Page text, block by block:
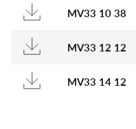
MV33 10 38
MV33 12 12
MV33 14 12